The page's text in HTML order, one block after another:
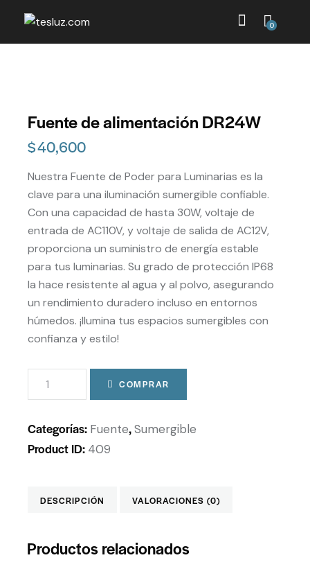
0
Fuente de alimentación DR24W
$40,600
Nuestra Fuente de Poder para Luminarias es la
clave para una iluminación sumergible confiable.
Con una capacidad de hasta 30W, voltaje de
entrada de AC110V, y voltaje de salida de AC12V,
proporciona un suministro de energía estable
para tus luminarias. Su grado de protección IP68
la hace resistente al agua y al polvo, asegurando
un rendimiento duradero incluso en entornos
húmedos. ¡Ilumina tus espacios sumergibles con
confianza y estilo!
COMPRAR
Categorías: Fuente,Sumergible
Product ID: 409
DESCRIPCIÓN VALORACIONES (0)
Productos relacionados